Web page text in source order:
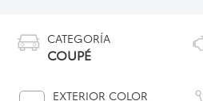
CATEGORÍA
COUPÉ
EXTERIOR COLOR